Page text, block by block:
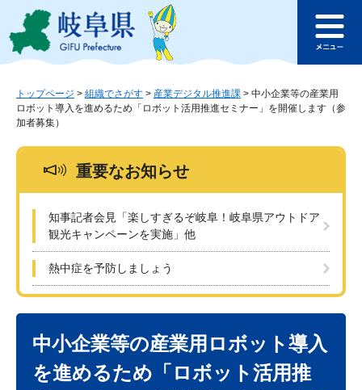
ジ
ュ
このページの本文へ
ュ
トップページ > 組織でさがす > 産業デジタル推進課 > 中小企業等の産業用
ロボット導入を進めるため「ロボット活用推進セミナー」を開催します（参
加者募集）
重要なお知らせ
知事記者会見「楽しすぎるぞ岐阜！岐阜県アウトドア
観光キャンペーンを実施」他
熱中症を予防しましょう
中小企業等の産業用ロボット導入
を進めるため「ロボット活用推